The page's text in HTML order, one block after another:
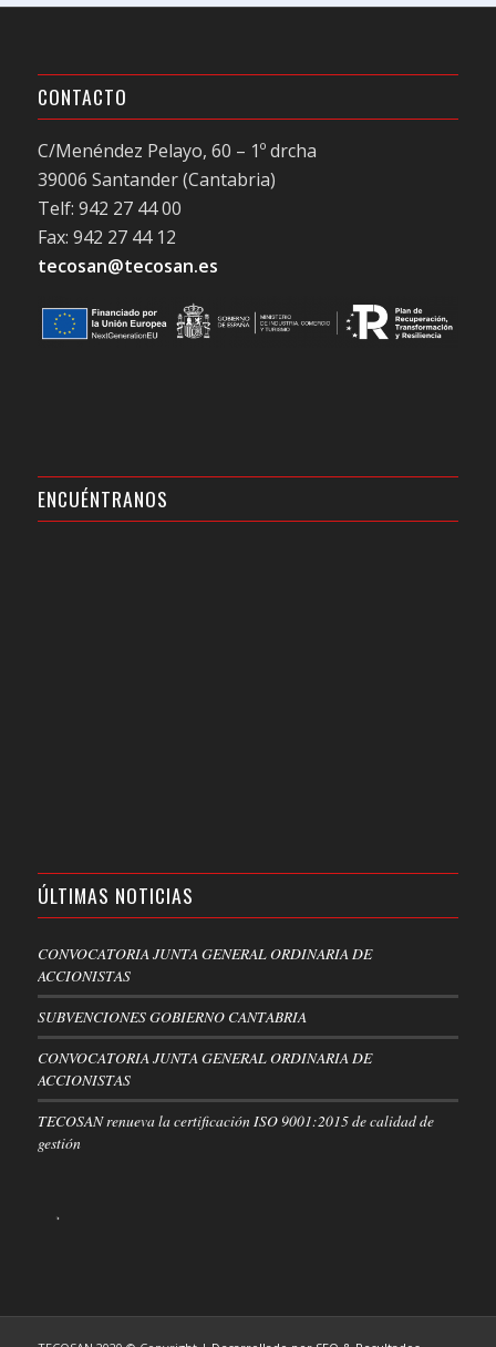
CONTACTO
C/Menéndez Pelayo, 60 – 1º drcha
39006 Santander (Cantabria)
Telf: 942 27 44 00
Fax: 942 27 44 12
tecosan@tecosan.es
ENCUÉNTRANOS
ÚLTIMAS NOTICIAS
CONVOCATORIA JUNTA GENERAL ORDINARIA DE
ACCIONISTAS
SUBVENCIONES GOBIERNO CANTABRIA
CONVOCATORIA JUNTA GENERAL ORDINARIA DE
ACCIONISTAS
TECOSAN renueva la certificación ISO 9001:2015 de calidad de
gestión
.